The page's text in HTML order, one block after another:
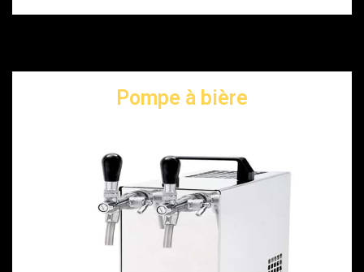
Pompe à bière